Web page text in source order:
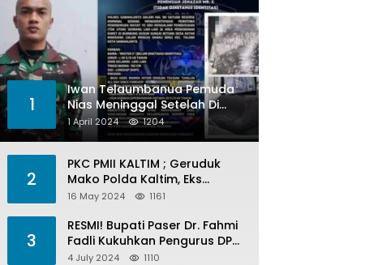
1
Iwan Telaumbanua Pemuda
Nias Meninggal Setelah Di
Habisi Oknum TNI AL
1 April 2024 1204
2
PKC PMII KALTIM ; Geruduk
Mako Polda Kaltim, Eks
Lubang Tambang Banyak
16 May 2024 1161
3
RESMI! Bupati Paser Dr. Fahmi
Fadli Kukuhkan Pengurus DPP
LAP 2024-2029
4 July 2024 1110